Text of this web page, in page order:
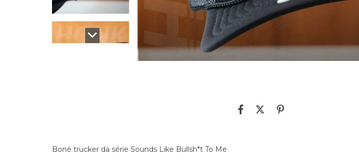
Boné trucker da série Sounds Like Bullsh*t To Me